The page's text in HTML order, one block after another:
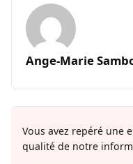
Ange-Marie
Vous avez repéré une
qualité de notre